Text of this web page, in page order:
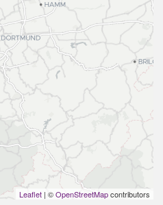
Leaflet | ©OpenStreetMapcontributors